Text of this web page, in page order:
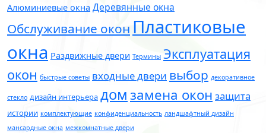
Алюминиевые окна Деревянные окна
Обслуживание окон Пластиковые
окна Раздвижные двери Термины Эксплуатация
окон быстрые советы входные двери выбор декоративное
стекло дизайн интерьера домзамена окон защита
истории комплектующие конфиденциальность ландшафтный дизайн
мансардные окна межкомнатные двери